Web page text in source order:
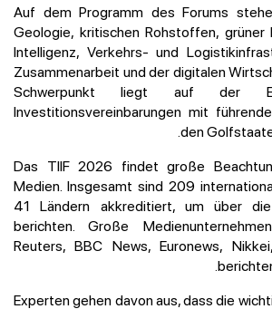
Auf dem Programm des Forums
Geologie, kritischen Rohstoffen, grüner
Intelligenz, Verkehrs- und
Zusammenarbeit und der digitalen
Schwerpunkt liegt auf der
Investitionsvereinbarungen mit
den
Das TIIF 2026 findet große
Medien. Insgesamt sind 209
41 Ländern akkreditiert, um über
berichten. Große
Reuters, BBC News, Euronews,
Experten gehen davon aus, dass die